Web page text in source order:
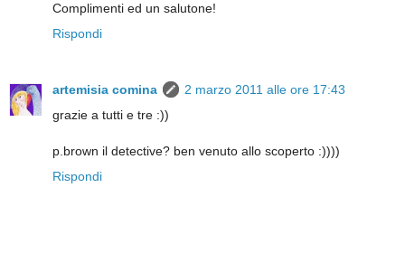
Complimenti ed un salutone!
Rispondi
artemisia comina
2 marzo 2011 alle ore 17:43
grazie a tutti e tre :))
p.brown il detective? ben venuto allo scoperto :))))
Rispondi